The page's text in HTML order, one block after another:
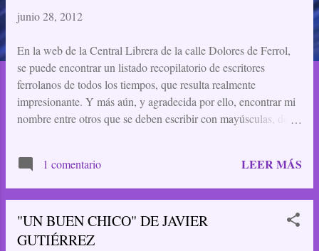
junio 28, 2012
En la web de la Central Librera de la calle Dolores de Ferrol,
se puede encontrar un listado recopilatorio de escritores
ferrolanos de todos los tiempos, que resulta realmente
impresionante. Y más aún, y agradecida por ello, encontrar mi
nombre entre otros que se deben escribir con mayúsculas, de
ninguno de los vivos, para no tener que escoger entre tantos y
tan buenos. Aquí el enlace:
http://www.centrallibrera.com/AUTORESFERROLANOS/A
UTORFERROLAN.htm Los autores aparecen por orden
alfabético de apellidos, y pinchando en sus nombres, se accede
1 comentario LEER MÁS
"UN BUEN CHICO" DE JAVIER
GUTIÉRREZ